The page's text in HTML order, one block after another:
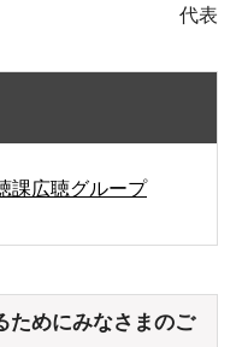
代表
課広聴グループ
ためにみなさまのご